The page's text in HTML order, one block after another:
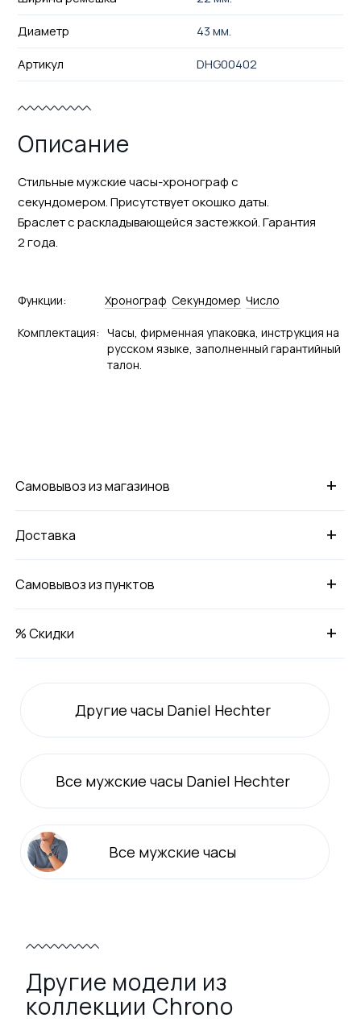
Диаметр
43 мм.
Артикул
DHG00402
Описание
Стильные мужские часы-хронограф с
секундомером. Присутствует окошко даты.
Браслет с раскладывающейся застежкой. Гарантия
2 года.
Функции: Хронограф Секундомер Число
Комплектация: Часы, фирменная упаковка, инструкция на
русском языке, заполненный гарантийный
талон.
+
Самовывоз из магазинов
+
Доставка
+
Самовывоз из пунктов
+
% Скидки
Другие часы Daniel Hechter
Все мужские часы Daniel Hechter
Все мужские часы
Другие модели из
коллекции Chrono